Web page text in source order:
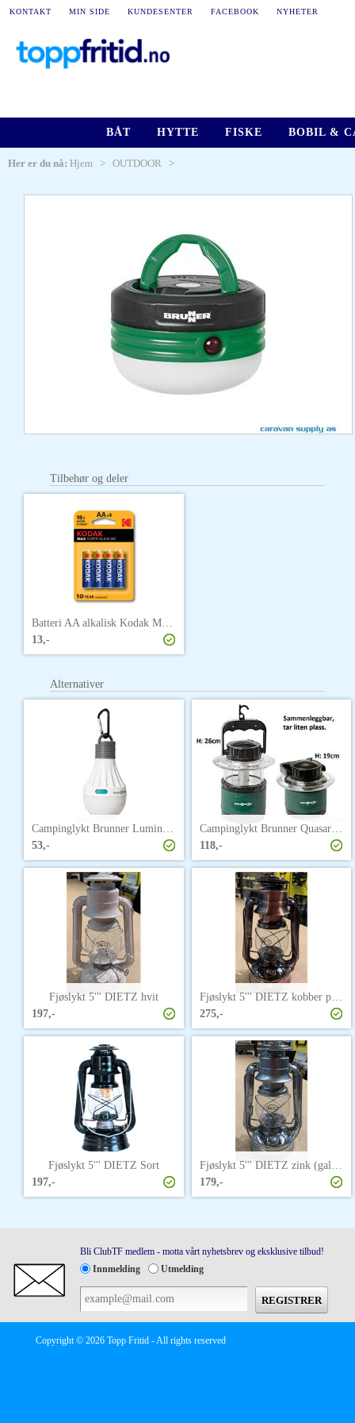
KONTAKT MIN SIDE KUNDESENTER FACEBOOK NYHETER
BÅT HYTTE FISKE BOBIL &
Her er du nå: Hjem > OUTDOOR >
Tilbehør og deler
Batteri AA alkalisk Kodak MAX (4pk)
13,-
Alternativer
Campinglykt Brunner Lumina LED m/oppheng
53,-
Campinglykt Brunner Quasar LED 12
118,-
Fjøslykt 5''' DIETZ hvit
197,-
Fjøslykt 5''' DIETZ kobber patinert
275,-
Fjøslykt 5''' DIETZ Sort
197,-
Fjøslykt 5''' DIETZ zink (galv/grå)
179,-
Bli ClubTF medlem - motta vårt nyhetsbrev og eksklusive tilbud!
Innmelding
Utmelding
Copyright © 2026 Topp Fritid - All rights reserved